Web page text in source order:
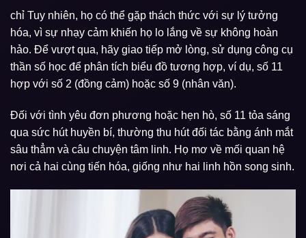
chỉ Tuy nhiên, họ có thể gặp thách thức với sự lý tưởng
hóa, vì sự nhạy cảm khiến họ lo lắng về sự không hoàn
hảo. Để vượt qua, hãy giao tiếp mở lòng, sử dụng công cụ
thần số học để phân tích biểu đồ tương hợp, ví dụ, số 11
hợp với số 2 (đồng cảm) hoặc số 9 (nhân văn).
Đối với tình yêu đơn phương hoặc hẹn hò, số 11 tỏa sáng
qua sức hút huyền bí, thường thu hút đối tác bằng ánh mắt
sâu thẳm và câu chuyện tâm linh. Họ mơ về mối quan hệ
nơi cả hai cùng tiến hóa, giống như hai linh hồn song sinh.